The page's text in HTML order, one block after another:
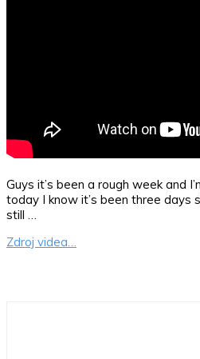
Guys it’s been a rough week and
today I know it’s been three days
still …
Zdroj videa…